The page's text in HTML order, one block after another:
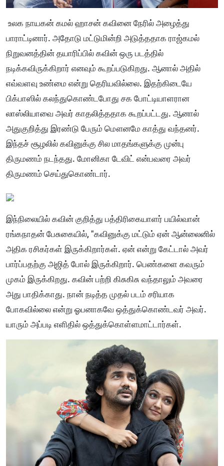
உலக நாயகன் கமல் ஹாசன் கவினை நேரில் அழைத்து
பாராட்டினார். அதோடு மட்டுமின்றி அடுத்ததாக ராஜ்கமல்
நிறுவனத்தின் தயாரிப்பில் கவின் ஒரு படத்தில்
நடிக்கவிருக்கிறார் எனவும் கூறப்படுகிறது. ஆனால் அதில்
எவ்வளவு உண்மை என்று தெரியவில்லை. இதற்கிடையே
பிக்பாஸில் கலந்துகொண்டபோது சக போட்டியாளரான
லாஸ்லியாவை அவர் காதலித்ததாக கூறப்பட்டது. ஆனால்
அதுகுறித்து இரண்டு பேரும் மௌனமே காத்து வந்தனர்.
இந்தச் சூழலில் கவினுக்கு சில மாதங்களுக்கு முன்பு
திருமணம் நடந்தது. மோனிகா டேவிட் என்பவரை அவர்
திருமணம் செய்துகொண்டார்.
இந்நிலையில் கவின் குறித்து பத்திரிகையாளர் பயில்வான்
ரங்கநாதன் பேசுகையில், "கவினுக்கு மட்டும் ஏன் ஆன்லைனில்
அதிக ரசிகர்கள் இருக்கிறார்கள். ஏன் என்று கேட்டால் அவர்
பார்ப்பதற்கு அஜித் போல் இருக்கிறார். பெண்களை கவரும்
முகம் இருக்கிறது. கவின் பற்றி கிசுகிசு வந்தாலும் அவரை
அது பாதிக்காது. நான் நடித்த முதல் படம் சரியாக
போகவில்லை என்று ஓபனாகவே ஒத்துக்கொண்டவர் அவர்.
யாரும் அப்படி எளிதில் ஒத்துக்கொள்ளமாட்டார்கள்.